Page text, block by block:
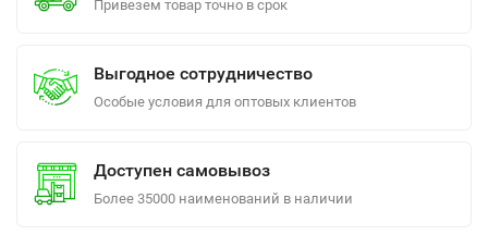
Привезем товар точно в срок
Выгодное сотрудничество
Особые условия для оптовых клиентов
Доступен самовывоз
Более 35000 наименований в наличии